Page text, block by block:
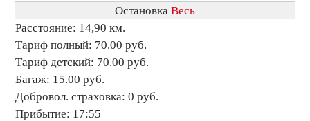
Остановка Весь
Расстояние: 14,90 км.
Тариф полный: 70.00 руб.
Тариф детский: 70.00 руб.
Багаж: 15.00 руб.
Добровол. страховка: 0 руб.
Прибытие: 17:55